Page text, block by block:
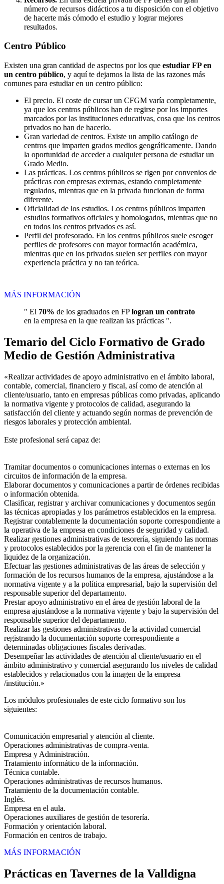
número de recursos didácticos a tu disposición con el objetivo
de hacerte más cómodo el estudio y lograr mejores
resultados.
Centro Público
Existen una gran cantidad de aspectos por los que estudiar FP en
un centro público, y aquí te dejamos la lista de las razones más
comunes para estudiar en un centro público:
El precio. El coste de cursar un CFGM varía completamente,
ya que los centros públicos han de regirse por los importes
marcados por las instituciones educativas, cosa que los centros
privados no han de hacerlo.
Gran variedad de centros. Existe un amplio catálogo de
centros que imparten grados medios geográficamente. Dando
la oportunidad de acceder a cualquier persona de estudiar un
Grado Medio.
Las prácticas. Los centros públicos se rigen por convenios de
prácticas con empresas externas, estando completamente
regulados, mientras que en la privada funcionan de forma
diferente.
Oficialidad de los estudios. Los centros públicos imparten
estudios formativos oficiales y homologados, mientras que no
en todos los centros privados es así.
Perfil del profesorado. En los centros públicos suele escoger
perfiles de profesores con mayor formación académica,
mientras que en los privados suelen ser perfiles con mayor
experiencia práctica y no tan teórica.
MÁS INFORMACIÓN
" El 70% de los graduados en FPlogran un contrato
en la empresa en la que realizan las prácticas ".
Temario del Ciclo Formativo de Grado
Medio de Gestión Administrativa
«Realizar actividades de apoyo administrativo en el ámbito laboral,
contable, comercial, financiero y fiscal, así como de atención al
cliente/usuario, tanto en empresas públicas como privadas, aplicando
la normativa vigente y protocolos de calidad, asegurando la
satisfacción del cliente y actuando según normas de prevención de
riesgos laborales y protección ambiental.
Este profesional será capaz de:
Tramitar documentos o comunicaciones internas o externas en los
circuitos de información de la empresa.
Elaborar documentos y comunicaciones a partir de órdenes recibidas
o información obtenida.
Clasificar, registrar y archivar comunicaciones y documentos según
las técnicas apropiadas y los parámetros establecidos en la empresa.
Registrar contablemente la documentación soporte correspondiente a
la operativa de la empresa en condiciones de seguridad y calidad.
Realizar gestiones administrativas de tesorería, siguiendo las normas
y protocolos establecidos por la gerencia con el fin de mantener la
liquidez de la organización.
Efectuar las gestiones administrativas de las áreas de selección y
formación de los recursos humanos de la empresa, ajustándose a la
normativa vigente y a la política empresarial, bajo la supervisión del
responsable superior del departamento.
Prestar apoyo administrativo en el área de gestión laboral de la
empresa ajustándose a la normativa vigente y bajo la supervisión del
responsable superior del departamento.
Realizar las gestiones administrativas de la actividad comercial
registrando la documentación soporte correspondiente a
determinadas obligaciones fiscales derivadas.
Desempeñar las actividades de atención al cliente/usuario en el
ámbito administrativo y comercial asegurando los niveles de calidad
establecidos y relacionados con la imagen de la empresa
/institución.»
Los módulos profesionales de este ciclo formativo son los
siguientes:
Comunicación empresarial y atención al cliente.
Operaciones administrativas de compra-venta.
Empresa y Administración.
Tratamiento informático de la información.
Técnica contable.
Operaciones administrativas de recursos humanos.
Tratamiento de la documentación contable.
Inglés.
Empresa en el aula.
Operaciones auxiliares de gestión de tesorería.
Formación y orientación laboral.
Formación en centros de trabajo.
MÁS INFORMACIÓN
Prácticas en Tavernes de la Valldigna